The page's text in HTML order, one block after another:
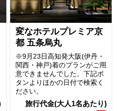
変なホテルプレミア京
都 五条烏丸
※9月23日高知発大阪(伊丹・
関西・神戸)着のプランがご用
意できませんでした。下記ボ
タンよりほかの日付で検索く
ださい。